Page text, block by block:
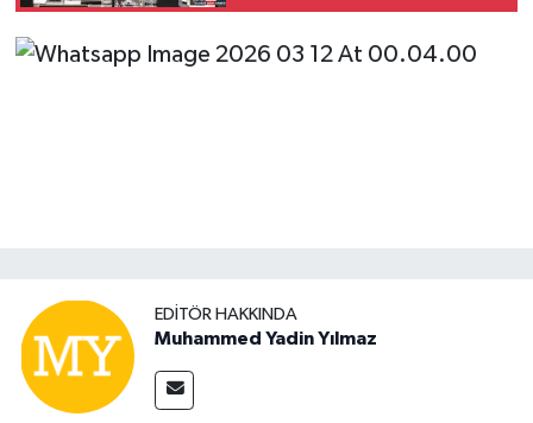
EDITÖR HAKKINDA
Muhammed Yadin Yılmaz